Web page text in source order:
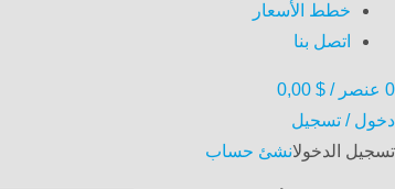
خطط الأسعار
اتصل بنا
0 عنصر /
0,00 $
دخول / تسجيل
تسجيل الدخولانشئ حساب